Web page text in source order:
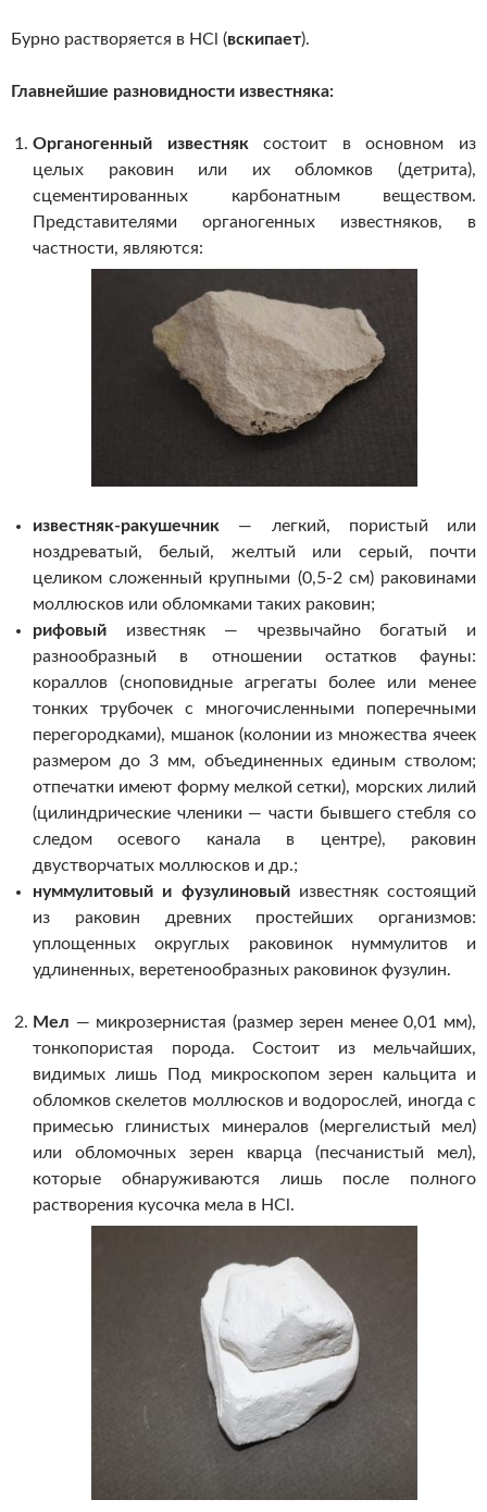
Бурно растворяется в НСl (вскипает).
Главнейшие разновидности известняка:
Органогенный известняк состоит в основном из
целых раковин или их обломков (детрита),
сцементированных карбонатным веществом.
Представителями органогенных известняков, в
частности, являются:
известняк-ракушечник — легкий, пористый или
ноздреватый, белый, желтый или серый, почти
целиком сложенный крупными (0,5-2 см) раковинами
моллюсков или обломками таких раковин;
рифовый известняк — чрезвычайно богатый и
разнообразный в отношении остатков фауны:
кораллов (сноповидные агрегаты более или менее
тонких трубочек с многочисленными поперечными
перегородками), мшанок (колонии из множества ячеек
размером до 3 мм, объединенных единым стволом;
отпечатки имеют форму мелкой сетки), морских лилий
(цилиндрические членики — части бывшего стебля со
следом осевого канала в центре), раковин
двустворчатых моллюсков и др.;
нуммулитовый и фузулиновыйизвестняк состоящий
из раковин древних простейших организмов:
уплощенных округлых раковинок нуммулитов и
удлиненных, веретенообразных раковинок фузулин.
Мел — микрозернистая (размер зерен менее 0,01 мм),
тонкопористая порода. Состоит из мельчайших,
видимых лишь Под микроскопом зерен кальцита и
обломков скелетов моллюсков и водорослей, иногда с
примесью глинистых минералов (мергелистый мел)
или обломочных зерен кварца (песчанистый мел),
которые обнаруживаются лишь после полного
растворения кусочка мела в HCl.